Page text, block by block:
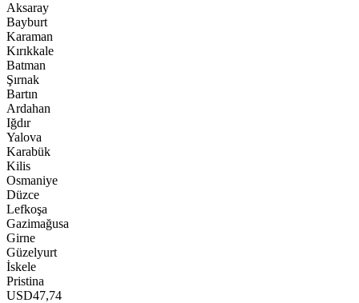
Aksaray
Bayburt
Karaman
Kırıkkale
Batman
Şırnak
Bartın
Ardahan
Iğdır
Yalova
Karabük
Kilis
Osmaniye
Düzce
Lefkoşa
Gazimağusa
Girne
Güzelyurt
İskele
Pristina
USD47,74